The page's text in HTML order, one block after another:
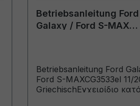
Betriebsanleitung Ford
Galaxy / Ford S-MAX
Betriebsanleitung Ford
Ford S-MAXCG3533el 11/
GriechischΕγχειρίδιο